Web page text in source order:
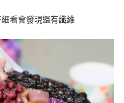
看會發現還有纖維